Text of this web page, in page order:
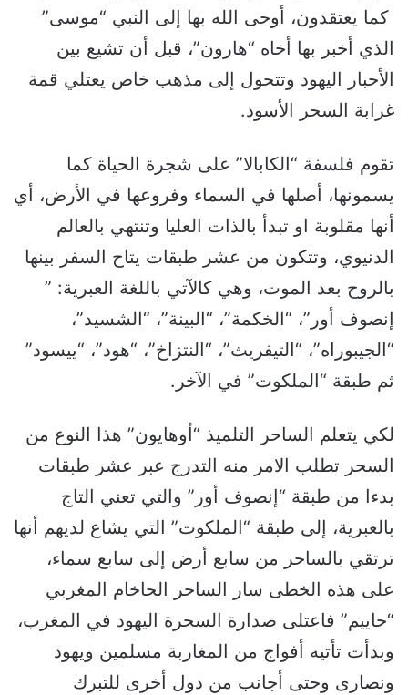
كما يعتقدون، أوحى الله بها إلى النبي “موسى”
الذي أخبر بها أخاه “هارون”، قبل أن تشيع بين
الأحبار اليهود وتتحول إلى مذهب خاص يعتلي قمة
غرابة السحر الأسود.
تقوم فلسفة “الكابالا” على شجرة الحياة كما
يسمونها، أصلها في السماء وفروعها في الأرض، أي
أنها مقلوبة او تبدأ بالذات العليا وتنتهي بالعالم
الدنيوي، وتتكون من عشر طبقات يتاح السفر بينها
بالروح بعد الموت، وهي كالآتي باللغة العبرية: ”
إنصوف أور”، “الخكمة”، “البينة”، “الشسيد”،
“الجيبوراه”، “التيفريث”، “النتزاخ”، “هود”، “ييسود”
ثم طبقة “الملكوت” في الآخر.
لكي يتعلم الساحر التلميذ “أوهايون” هذا النوع من
السحر تطلب الامر منه التدرج عبر عشر طبقات
بدءا من طبقة “إنصوف أور” والتي تعني التاج
بالعبرية، إلى طبقة “الملكوت” التي يشاع لديهم أنها
ترتقي بالساحر من سابع أرض إلى سابع سماء،
على هذه الخطى سار الساحر الحاخام المغربي
“حاييم” فاعتلى صدارة السحرة اليهود في المغرب،
وبدأت تأتيه أفواج من المغاربة مسلمين ويهود
ونصارى وحتى أجانب من دول أخرى للتبرك